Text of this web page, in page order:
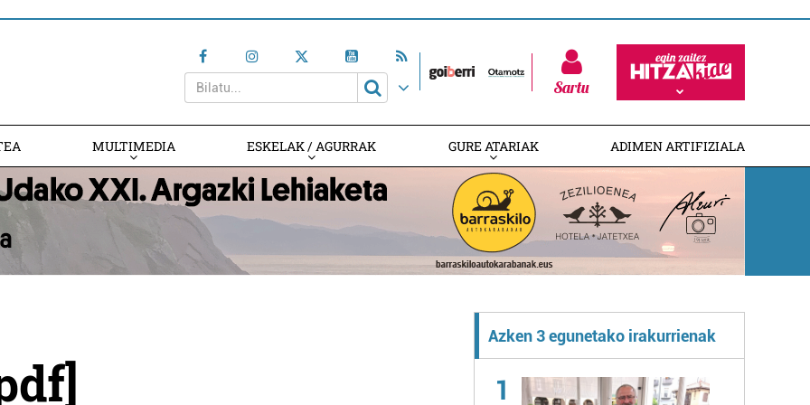
Sartu
MULTIMEDIA ESKELAK / AGURRAK GURE ATARIAK ADIMEN ARTIFIZIALA
Azken 3 egunetako irakurrienak
1